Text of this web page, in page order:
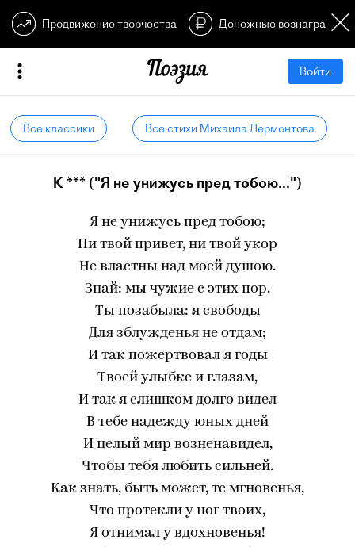
Продвижение творчества Денежные
Войти
Все классики Все стихи Михаила Лермонтова
К *** ("Я не унижусь пред тобою...")
Я не унижусь пред тобою;
Ни твой привет, ни твой укор
Не властны над моей душою.
Знай: мы чужие с этих пор.
Ты позабыла: я свободы
Для зблужденья не отдам;
И так пожертвовал я годы
Твоей улыбке и глазам,
И так я слишком долго видел
В тебе надежду юных дней
И целый мир возненавидел,
Чтобы тебя любить сильней.
Как знать, быть может, те мгновенья,
Что протекли у ног твоих,
Я отнимал у вдохновенья!